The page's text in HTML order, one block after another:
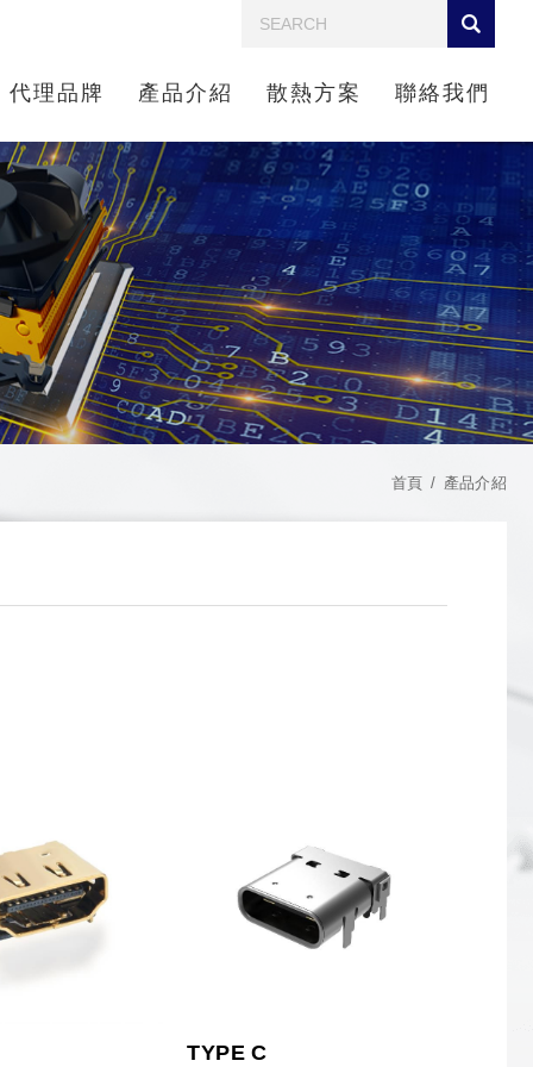
代理品牌 產品介紹 散熱方案 聯絡我們
首頁 產品介紹
TYPE C